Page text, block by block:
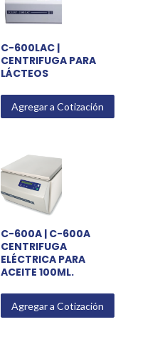
C-600LAC |
CENTRIFUGA PARA
LÁCTEOS
Agregar a Cotización
C-600A | C-600A
CENTRIFUGA
ELÉCTRICA PARA
ACEITE 100ML.
Agregar a Cotización